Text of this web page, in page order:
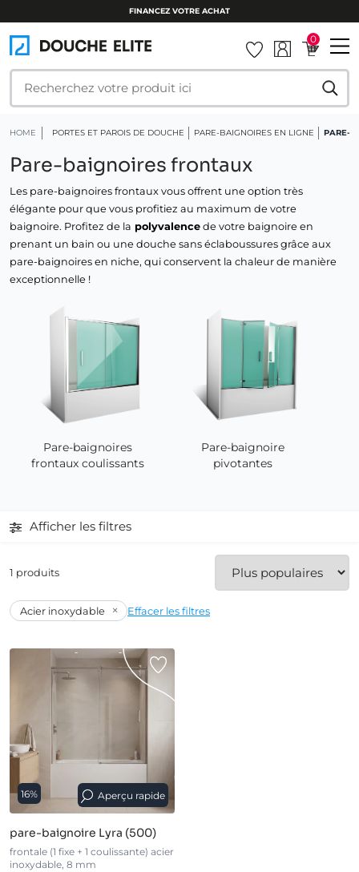
FINANCEZ VOTRE ACHAT
0
HOME PORTES ET PAROIS DE DOUCHE PARE-BAIGNOIRES EN LIGNE PARE-
Pare-baignoires frontaux
Les pare-baignoires frontaux vous offrent une option très
élégante pour que vous profitiez au maximum de votre
baignoire. Profitez de la polyvalence de votre baignoire en
prenant un bain ou une douche sans éclaboussures grâce aux
pare-baignoires en niche, qui conservent la chaleur de manière
exceptionnelle !
Pare-baignoires
frontaux coulissants
Pare-baignoire
pivotantes
Afficher les filtres
1 produits
Acier inoxydable × Effacer les filtres
16% Aperçu rapide
pare-baignoire Lyra (500)
frontale (1 fixe + 1 coulissante) acier
inoxydable, 8 mm